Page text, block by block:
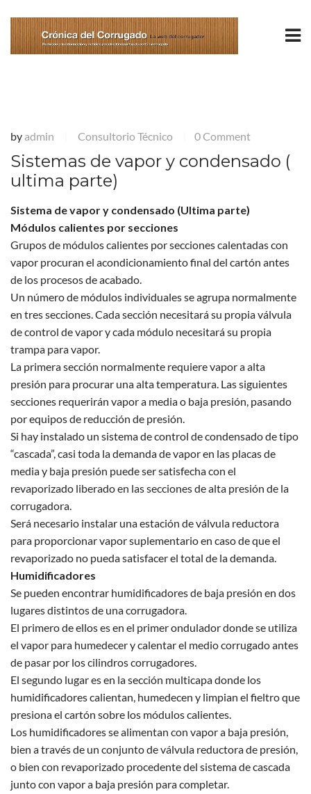
by admin Consultorio Técnico 0 Comment
Sistemas de vapor y condensado (
ultima parte)
Sistema de vapor y condensado (Ultima parte)
Módulos calientes por secciones
Grupos de módulos calientes por secciones calentadas con
vapor procuran el acondicionamiento final del cartón antes
de los procesos de acabado.
Un número de módulos individuales se agrupa normalmente
en tres secciones. Cada sección necesitará su propia válvula
de control de vapor y cada módulo necesitará su propia
trampa para vapor.
La primera sección normalmente requiere vapor a alta
presión para procurar una alta temperatura. Las siguientes
secciones requerirán vapor a media o baja presión, pasando
por equipos de reducción de presión.
Si hay instalado un sistema de control de condensado de tipo
“cascada”, casi toda la demanda de vapor en las placas de
media y baja presión puede ser satisfecha con el
revaporizado liberado en las secciones de alta presión de la
corrugadora.
Será necesario instalar una estación de válvula reductora
para proporcionar vapor suplementario en caso de que el
revaporizado no pueda satisfacer el total de la demanda.
Humidificadores
Se pueden encontrar humidificadores de baja presión en dos
lugares distintos de una corrugadora.
El primero de ellos es en el primer ondulador donde se utiliza
el vapor para humedecer y calentar el medio corrugado antes
de pasar por los cilindros corrugadores.
El segundo lugar es en la sección multicapa donde los
humidificadores calientan, humedecen y limpian el fieltro que
presiona el cartón sobre los módulos calientes.
Los humidificadores se alimentan con vapor a baja presión,
bien a través de un conjunto de válvula reductora de presión,
o bien con revaporizado procedente del sistema de cascada
junto con vapor a baja presión para completar.